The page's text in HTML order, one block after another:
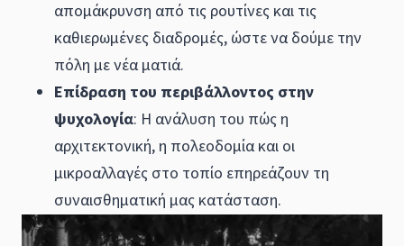
απομάκρυνση από τις ρουτίνες και τις
καθιερωμένες διαδρομές, ώστε να δούμε την
πόλη με νέα ματιά.
Επίδραση του περιβάλλοντος στην
ψυχολογία: Η ανάλυση του πώς η
αρχιτεκτονική, η πολεοδομία και οι
μικροαλλαγές στο τοπίο επηρεάζουν τη
συναισθηματική μας κατάσταση.